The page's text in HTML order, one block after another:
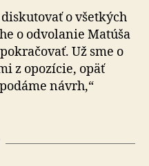
o všetkých
o odvolanie Matúša
Už sme o
z o­po­zí­cie, opäť
návrh,“